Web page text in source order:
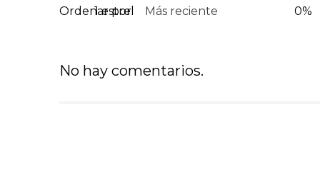
1 estrella 0%
Más reciente
No hay comentarios.